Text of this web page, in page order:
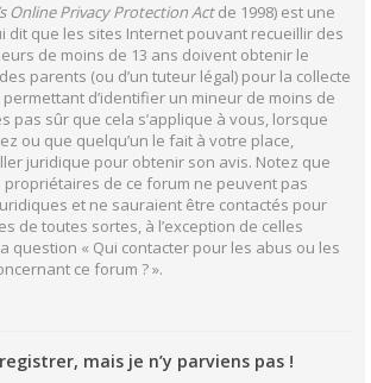
Online Privacy Protection Actde 1998) est une
dit que les sites Internet pouvant recueillir des
de moins de 13 ans doivent obtenir le
parents (ou d’un tuteur légal) pour la collecte
d’identifier un mineur de moins de
pas sûr que cela s’applique à vous, lorsque
ou que quelqu’un le fait à votre place,
juridique pour obtenir son avis. Notez que
propriétaires de ce forum ne peuvent pas
et ne sauraient être contactés pour
de toutes sortes, à l’exception de celles
question « Qui contacter pour les abus ou les
ce forum ? ».
mais je n’y parviens pas !